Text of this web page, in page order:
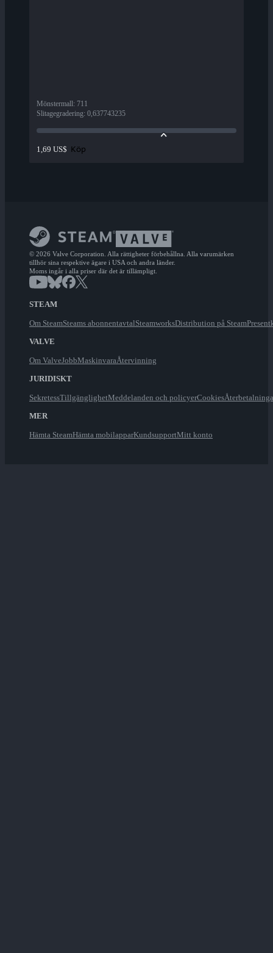
Mönstermall: 711
Slitagegradering: 0,637743235
1,69 US$ Köp
© 2026 Valve Corporation. Alla rättigheter förbehållna. Alla varumärken
tillhör sina respektive ägare i USA och andra länder.
Moms ingår i alla priser där det är tillämpligt.
STEAM
Om SteamSteams abonnentavtalSteamworksDistribution på Steam
VALVE
Om ValveJobbMaskinvaraÅtervinning
JURIDISKT
SekretessTillgänglighetMeddelanden och policyerCookies
MER
Hämta SteamHämta mobilapparKundsupportMitt konto